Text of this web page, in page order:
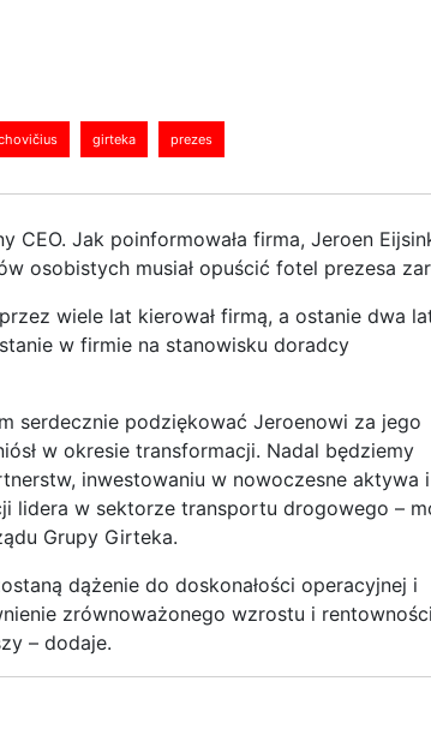
girteka prezes
CEO. Jak poinformowała firma, Jeroen
osobistych musiał opuścić fotel prezesa
wiele lat kierował firmą, a ostanie dwa
w firmie na stanowisku doradcy
serdecznie podziękować Jeroenowi za jego
w okresie transformacji. Nadal będziemy
inwestowaniu w nowoczesne aktywa i
lidera w sektorze transportu drogowego –
Grupy Girteka.
dążenie do doskonałości operacyjnej i
zrównoważonego wzrostu i
– dodaje.